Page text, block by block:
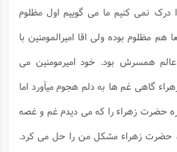
درک نمی کنیم ما می گوییم اول مظلوم
مظلوم بوده ولی اقا امیرالمومنین با
همسرش بود. خود امیرمومنین می
گاهی غم ها به دلم هجوم میآورد اما
حضرت زهراء را که می دیدم غم و غصه
حضرت زهراء مشکل من را حل می کرد.